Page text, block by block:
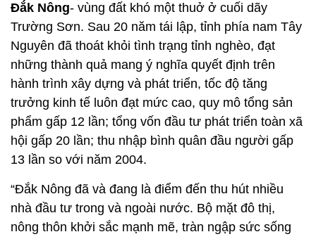
Đắk Nông- vùng đất khó một thuở ở cuối dãy
Trường Sơn. Sau 20 năm tái lập, tỉnh phía nam Tây
Nguyên đã thoát khỏi tình trạng tỉnh nghèo, đạt
những thành quả mang ý nghĩa quyết định trên
hành trình xây dựng và phát triển, tốc độ tăng
trưởng kinh tế luôn đạt mức cao, quy mô tổng sản
phẩm gấp 12 lần; tổng vốn đầu tư phát triển toàn xã
hội gấp 20 lần; thu nhập bình quân đầu người gấp
13 lần so với năm 2004.
“Đắk Nông đã và đang là điểm đến thu hút nhiều
nhà đầu tư trong và ngoài nước. Bộ mặt đô thị,
nông thôn khởi sắc mạnh mẽ, tràn ngập sức sống